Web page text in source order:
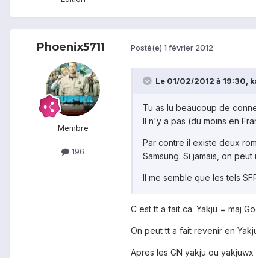
Phoenix5711
Membre
196
Posté(e) 1 février 2012
Le 01/02/2012 à 19:30,
Tu as lu beaucoup de
Il n'y a pas (du moins en
Par contre il existe deux
Samsung. Si jamais, on
Il me semble que les tels
C est tt a fait ca. Yakju = maj
On peut tt a fait revenir en
Apres les GN yakju ou